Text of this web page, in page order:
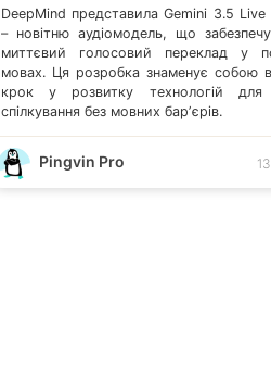
DeepMind представила Gemini 3.5 Live
– новітню аудіомодель, що
миттєвий голосовий переклад у
мовах. Ця розробка знаменує собою
крок у розвитку технологій для
спілкування без мовних барʼєрів.
Pingvin Pro